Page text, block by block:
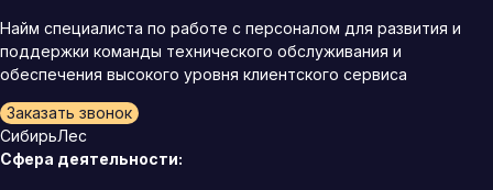
Найм специалиста по работе с персоналом для развития и
поддержки команды технического обслуживания и
обеспечения высокого уровня клиентского сервиса
Заказать звонок
СибирьЛес
Сфера деятельности: